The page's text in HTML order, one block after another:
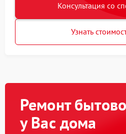
Консультация со
Узнать
Ремонт
у Вас дома